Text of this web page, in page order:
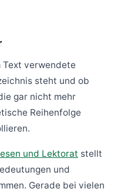
Text verwendete
steht und ob
gar nicht mehr
Reihenfolge
und Lektorat stellt
und
Gerade bei vielen